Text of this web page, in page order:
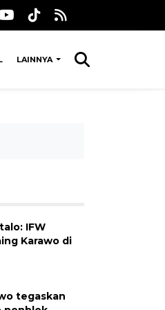
LAINNYA
IFW
Karawo di
tegaskan